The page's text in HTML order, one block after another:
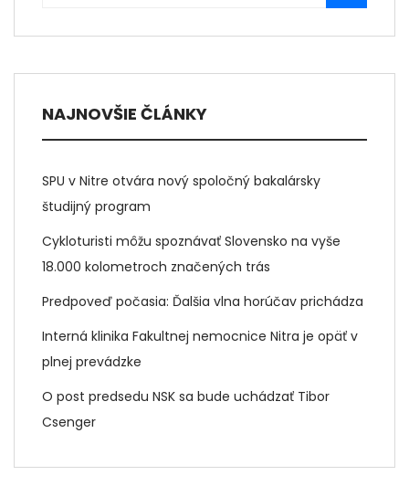
NAJNOVŠIE ČLÁNKY
SPU v Nitre otvára nový spoločný bakalársky
študijný program
Cykloturisti môžu spoznávať Slovensko na vyše
18.000 kolometroch značených trás
Predpoveď počasia: Ďalšia vlna horúčav prichádza
Interná klinika Fakultnej nemocnice Nitra je opäť v
plnej prevádzke
O post predsedu NSK sa bude uchádzať Tibor
Csenger